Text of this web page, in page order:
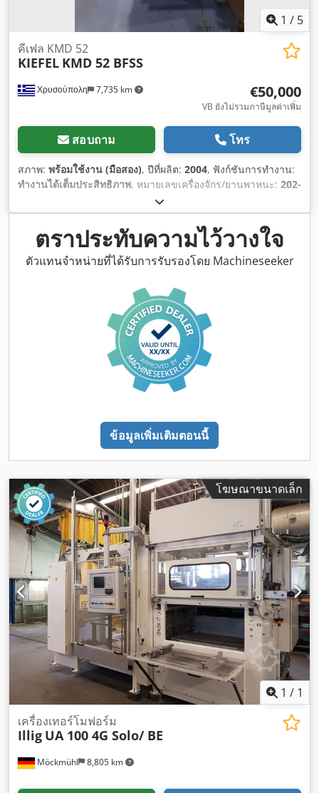
1 / 5
Χρυσούπολη 7,735 km
คีเฟล KMD 52
KIEFEL KMD 52 BFSS
€50,000
VB ยังไม่รวมภาษีมูลค่าเพิ่ม
สอบถาม โทร
สภาพ: พร้อมใช้งาน (มือสอง), ปีที่ผลิต: 2004, ฟังก์ชันการทำงาน:
ทำงานได้เต็มประสิทธิภาพ, หมายเลขเครื่องจักร/ยานพาหนะ: 202-
570 มม, ประเภทกระแสไฟฟ้าที่เข้ามา:
สามเฟส, ความดัน:6 แท่ง, ความกว้างทั้งหมด:25,800 มม, ความ
82,200 มม , ความสูงรวม: 22,800 มม
ตราประทับความไว้วางใจ
ตัวแทนจำหน่ายที่ได้รับการรับรองโดย Machineseeker
ข้อมูลเพิ่มเติมตอนนี้
โฆษณาขนาดเล็ก
1 / 1
Möckmühl 8,805 km
เครื่องเทอร์โมฟอร์ม
Illig UA 100 4G Solo/ BE